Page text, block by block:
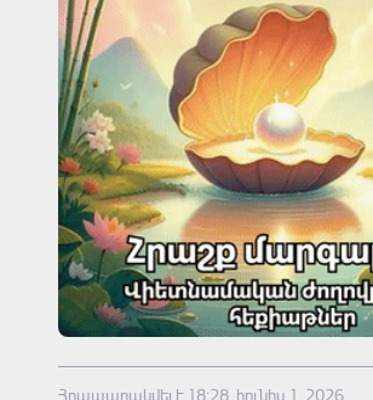
Հրապարակվել է 18:28, հունիս 1, 2026